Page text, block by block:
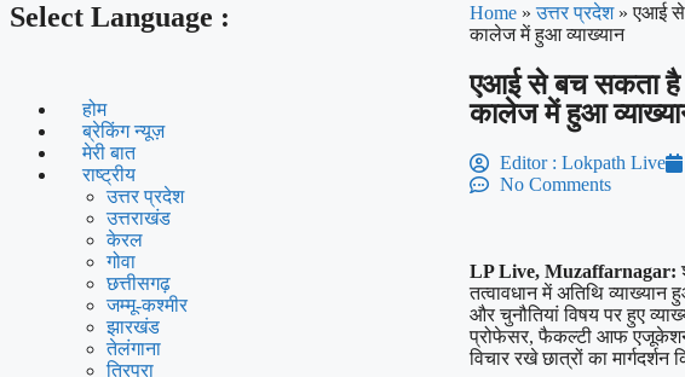
Select Language :
होम
ब्रेकिंग न्यूज़
मेरी बात
राष्ट्रीय
उत्तर प्रदेश
उत्तराखंड
केरल
गोवा
छत्तीसगढ़
जम्मू-कश्मीर
झारखंड
तेलंगाना
त्रिपुरा
Home » उत्तर प्रदेश » एआई से
कालेज में हुआ व्याख्यान
एआई से बच सकता है
कालेज में हुआ
Editor : Lokpath Live
No Comments
LP Live, Muzaffarnagar:
तत्वावधान में अतिथि
और चुनौतियां विषय पर हुए
प्रोफेसर, फैकल्टी आफ एजूकेशन,
विचार रखे छात्रों का मार्गदर्शन